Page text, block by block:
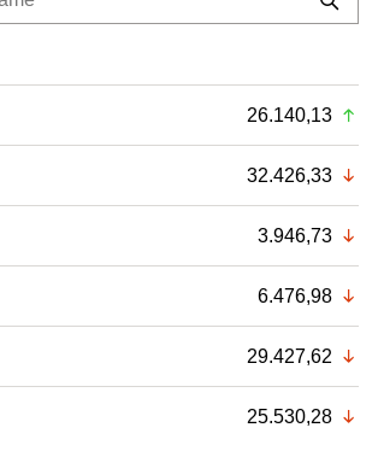
26.140,13
32.426,33
3.946,73
6.476,98
29.427,62
25.530,28